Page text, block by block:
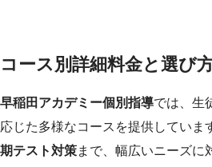
コース別詳細料金と選び
早稲田アカデミー個別指導では、生
応じた多様なコースを提供していま
期テスト対策まで、幅広いニーズに